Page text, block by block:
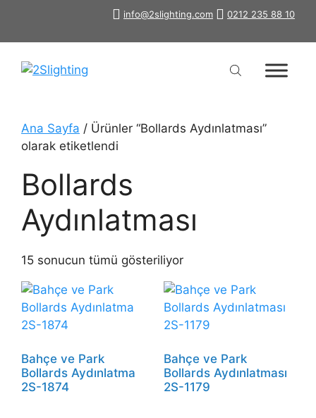
info@2slighting.com 0212 235 88 10
Ana Sayfa / Ürünler “Bollards Aydınlatması”
olarak etiketlendi
Bollards
Aydınlatması
15 sonucun tümü gösteriliyor
Bahçe ve Park
Bollards Aydınlatma
2S-1874
Bahçe ve Park
Bollards Aydınlatması
2S-1179